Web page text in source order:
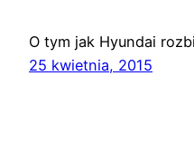
O tym jak Hyundai
25 kwietnia, 2015